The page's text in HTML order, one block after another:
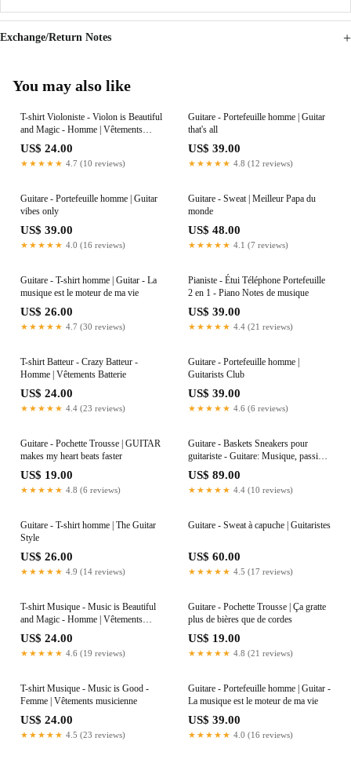
Exchange/Return Notes
You may also like
T-shirt Violoniste - Violon is Beautiful
and Magic - Homme | Vêtements
Musicien
US$ 24.00
★★★★★ 4.7 (10 reviews)
Guitare - Portefeuille homme | Guitar
that's all
US$ 39.00
★★★★★ 4.8 (12 reviews)
Guitare - Portefeuille homme | Guitar
vibes only
US$ 39.00
★★★★★ 4.0 (16 reviews)
Guitare - Sweat | Meilleur Papa du
monde
US$ 48.00
★★★★★ 4.1 (7 reviews)
Guitare - T-shirt homme | Guitar - La
musique est le moteur de ma vie
US$ 26.00
★★★★★ 4.7 (30 reviews)
Pianiste - Étui Téléphone Portefeuille
2 en 1 - Piano Notes de musique
US$ 39.00
★★★★★ 4.4 (21 reviews)
T-shirt Batteur - Crazy Batteur -
Homme | Vêtements Batterie
US$ 24.00
★★★★★ 4.4 (23 reviews)
Guitare - Portefeuille homme |
Guitarists Club
US$ 39.00
★★★★★ 4.6 (6 reviews)
Guitare - Pochette Trousse | GUITAR
makes my heart beats faster
US$ 19.00
★★★★★ 4.8 (6 reviews)
Guitare - Baskets Sneakers pour
guitariste - Guitare: Musique, passion,
évasion
US$ 89.00
★★★★★ 4.4 (10 reviews)
Guitare - T-shirt homme | The Guitar
Style
US$ 26.00
★★★★★ 4.9 (14 reviews)
Guitare - Sweat à capuche | Guitaristes
US$ 60.00
★★★★★ 4.5 (17 reviews)
T-shirt Musique - Music is Beautiful
and Magic - Homme | Vêtements
Musicien
US$ 24.00
★★★★★ 4.6 (19 reviews)
Guitare - Pochette Trousse | Ça gratte
plus de bières que de cordes
US$ 19.00
★★★★★ 4.8 (21 reviews)
T-shirt Musique - Music is Good -
Femme | Vêtements musicienne
US$ 24.00
★★★★★ 4.5 (23 reviews)
Guitare - Portefeuille homme | Guitar -
La musique est le moteur de ma vie
US$ 39.00
★★★★★ 4.0 (16 reviews)